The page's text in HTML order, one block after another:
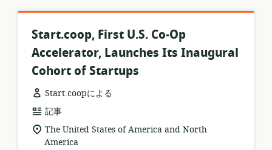
Start.coop, First U.S. Co-Op
Accelerator, Launches Its Inaugural
Cohort of Startups
Start.coopによる
リ
ソ
ー
記事
関
連
The United States of America and North
America